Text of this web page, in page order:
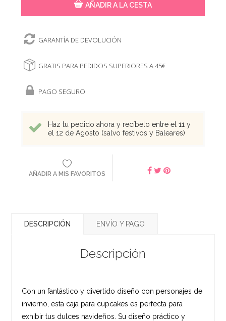
AÑADIR A LA CESTA
GARANTÍA DE DEVOLUCIÓN
GRATIS PARA PEDIDOS SUPERIORES A 45€
PAGO SEGURO
Haz tu pedido ahora y recíbelo entre el 11 y
el 12 de Agosto (salvo festivos y Baleares)
AÑADIR A MIS FAVORITOS
DESCRIPCIÓN ENVÍO Y PAGO
Descripción
Con un fantástico y divertido diseño con personajes de
invierno, esta caja para cupcakes es perfecta para
exhibir tus dulces navideños. Su diseño práctico y